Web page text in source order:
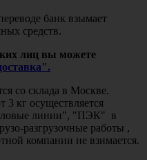
банк взымает
средств.
лиц вы можете
со склада в Москве.
3 кг осуществляется
линии", "ПЭК" в
разгрузочные работы ,
компании не взимается.